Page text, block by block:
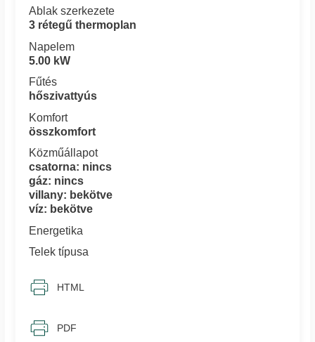
Ablak szerkezete
3 rétegű thermoplan
Napelem
5.00 kW
Fűtés
hőszivattyús
Komfort
összkomfort
Közműállapot
csatorna: nincs
gáz: nincs
villany: bekötve
víz: bekötve
Energetika
Telek típusa
HTML
PDF